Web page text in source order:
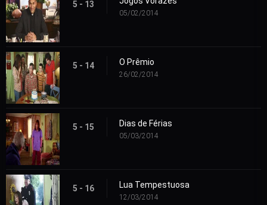
5 - 13
05/02/2014
5 - 14 O Prêmio
26/02/2014
5 - 15 Dias de Férias
05/03/2014
5 - 16 Lua Tempestuosa
12/03/2014